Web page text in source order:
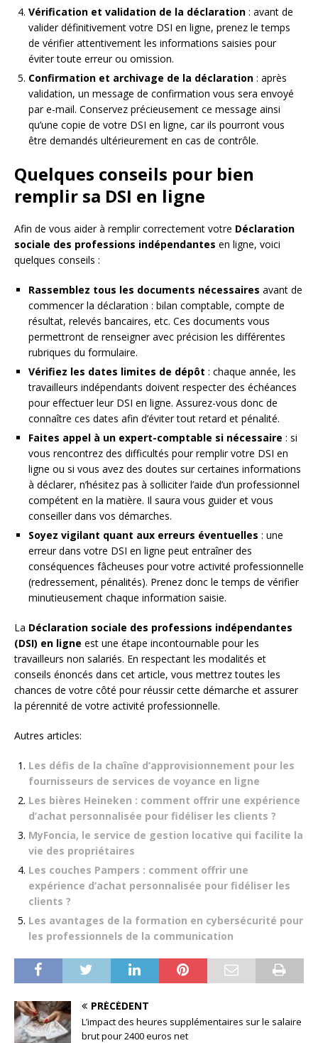
Vérification et validation de la déclaration : avant de
valider définitivement votre DSI en ligne, prenez le temps
de vérifier attentivement les informations saisies pour
éviter toute erreur ou omission.
Confirmation et archivage de la déclaration : après
validation, un message de confirmation vous sera envoyé
par e-mail. Conservez précieusement ce message ainsi
qu’une copie de votre DSI en ligne, car ils pourront vous
être demandés ultérieurement en cas de contrôle.
Quelques conseils pour bien
remplir sa DSI en ligne
Afin de vous aider à remplir correctement votre Déclaration
sociale des professions indépendantes en ligne, voici
quelques conseils :
Rassemblez tous les documents nécessaires avant de
commencer la déclaration : bilan comptable, compte de
résultat, relevés bancaires, etc. Ces documents vous
permettront de renseigner avec précision les différentes
rubriques du formulaire.
Vérifiez les dates limites de dépôt : chaque année, les
travailleurs indépendants doivent respecter des échéances
pour effectuer leur DSI en ligne. Assurez-vous donc de
connaître ces dates afin d’éviter tout retard et pénalité.
Faites appel à un expert-comptable si nécessaire : si
vous rencontrez des difficultés pour remplir votre DSI en
ligne ou si vous avez des doutes sur certaines informations
à déclarer, n’hésitez pas à solliciter l’aide d’un professionnel
compétent en la matière. Il saura vous guider et vous
conseiller dans vos démarches.
Soyez vigilant quant aux erreurs éventuelles : une
erreur dans votre DSI en ligne peut entraîner des
conséquences fâcheuses pour votre activité professionnelle
(redressement, pénalités). Prenez donc le temps de vérifier
minutieusement chaque information saisie.
La Déclaration sociale des professions indépendantes
(DSI) en ligne est une étape incontournable pour les
travailleurs non salariés. En respectant les modalités et
conseils énoncés dans cet article, vous mettrez toutes les
chances de votre côté pour réussir cette démarche et assurer
la pérennité de votre activité professionnelle.
Autres articles:
Les défis de la chaîne d’approvisionnement pour les
fournisseurs de services de voyance en ligne
Les bières Heineken : comment offrir une expérience
d’achat personnalisée pour fidéliser les clients ?
MyFoncia, le service de gestion locative qui facilite la
vie des propriétaires
Les couches Pampers : comment offrir une
expérience d’achat personnalisée pour fidéliser les
clients ?
Les avantages de la formation en cybersécurité pour
les professionnels de la communication
PRÉCÉDENT
L’impact des heures supplémentaires sur le salaire
brut pour 2400 euros net